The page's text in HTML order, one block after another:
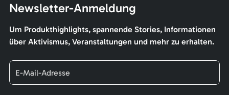
Newsletter-Anmeldung
Um Produkthighlights, spannende Stories, Informationen
über Aktivismus, Veranstaltungen und mehr zu erhalten.